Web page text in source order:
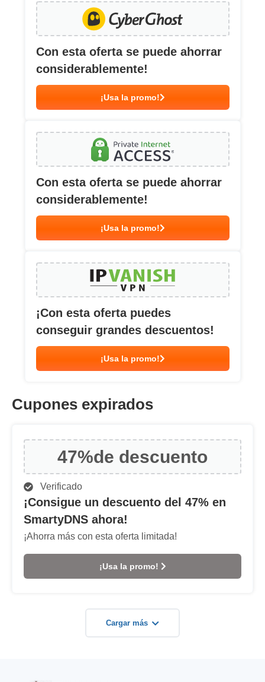
Con esta oferta se puede ahorrar
considerablemente!
¡Usa la promo!
Con esta oferta se puede ahorrar
considerablemente!
¡Usa la promo!
¡Con esta oferta puedes
conseguir grandes descuentos!
¡Usa la promo!
Cupones expirados
47%de descuento
Verificado
¡Consigue un descuento del 47% en
SmartyDNS ahora!
¡Ahorra más con esta oferta limitada!
¡Usa la promo!
Cargar más